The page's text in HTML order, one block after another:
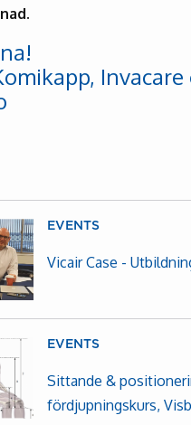
Invacare
EVENTS
Vicair Case -
EVENTS
Sittande &
fördjupningskurs,